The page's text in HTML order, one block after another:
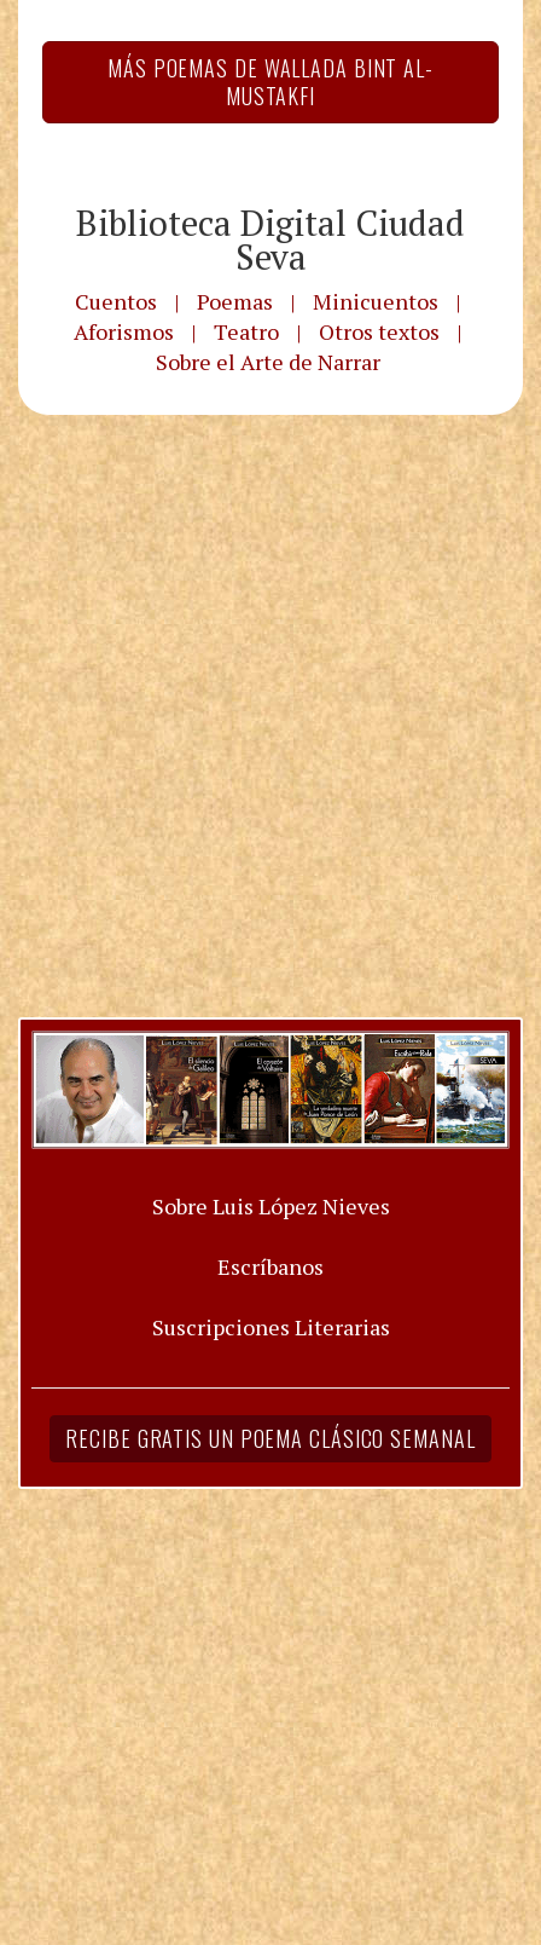
MÁS POEMAS DE WALLADA BINT AL-
MUSTAKFI
Biblioteca Digital Ciudad
Seva
Cuentos | Poemas | Minicuentos
|
Aforismos
| Teatro | Otros textos
|
Sobre el Arte de Narrar
Sobre Luis López Nieves
Escríbanos
Suscripciones Literarias
RECIBE GRATIS UN POEMA CLÁSICO SEMANAL